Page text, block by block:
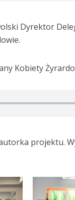
Dyrektor
Kobiety
projektu.